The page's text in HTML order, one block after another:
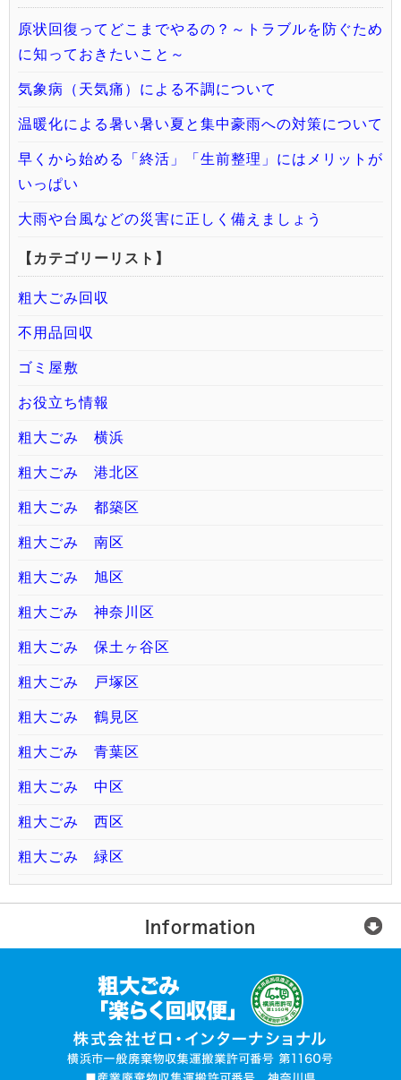
原状回復ってどこまでやるの？～トラブルを防ぐため
に知っておきたいこと～
気象病（天気痛）による不調について
温暖化による暑い暑い夏と集中豪雨への対策について
早くから始める「終活」「生前整理」にはメリットが
いっぱい
大雨や台風などの災害に正しく備えましょう
【カテゴリーリスト】
粗大ごみ回収
不用品回収
ゴミ屋敷
お役立ち情報
粗大ごみ 横浜
粗大ごみ 港北区
粗大ごみ 都築区
粗大ごみ 南区
粗大ごみ 旭区
粗大ごみ 神奈川区
粗大ごみ 保土ヶ谷区
粗大ごみ 戸塚区
粗大ごみ 鶴見区
粗大ごみ 青葉区
粗大ごみ 中区
粗大ごみ 西区
粗大ごみ 緑区
Information
ご利用の流れ
運営会社